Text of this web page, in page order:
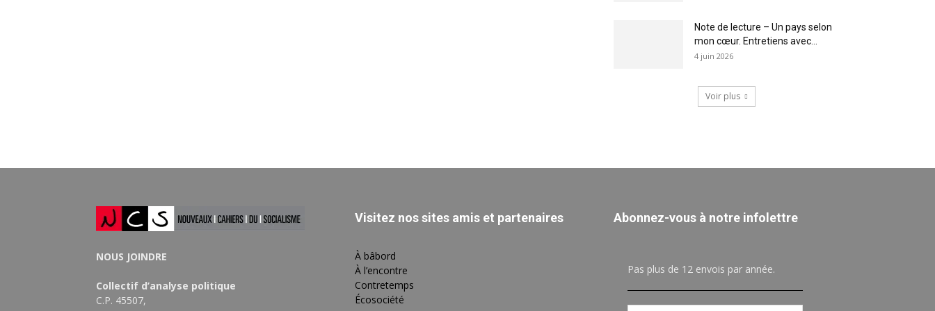
Note de lecture – Un pays selon
mon cœur. Entretiens avec...
4 juin 2026
Voir plus
NOUS JOINDRE
Collectif d’analyse politique
C.P. 45507,
Visitez nos sites amis et partenaires
À bâbord
À l’encontre
Contretemps
Écosociété
Abonnez-vous à notre infolettre
Pas plus de 12 envois par année.